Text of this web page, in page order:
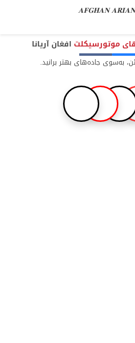
𝐀𝐅𝐆𝐇𝐀𝐍
موتورسیکلت افغان آریانا
به‌سوی جاده‌های بهتر برانید.